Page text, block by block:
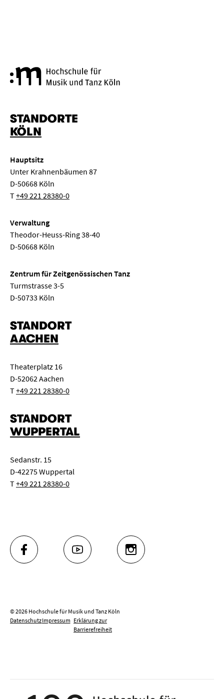
STANDORTE
KÖLN
Hauptsitz
Unter Krahnenbäumen 87
D-50668 Köln
T+49 221 28380-0
Verwaltung
Theodor-Heuss-Ring 38-40
D-50668 Köln
Zentrum für Zeitgenössischen Tanz
Turmstrasse 3-5
D-50733 Köln
STANDORT
AACHEN
Theaterplatz 16
D-52062 Aachen
T+49 221 28380-0
STANDORT
WUPPERTAL
Sedanstr. 15
D-42275 Wuppertal
T+49 221 28380-0
FACEBOOK YOUTUBE INSTAGRAM
© 2026 Hochschule für Musik und Tanz Köln
DatenschutzImpressum Erklärung zur
Barrierefreiheit